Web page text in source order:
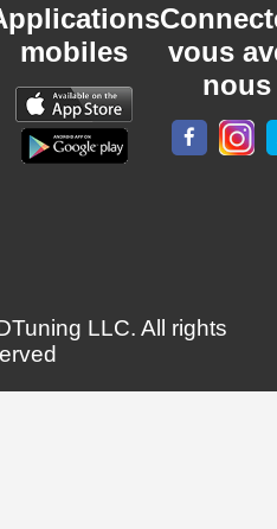
mobiles
vous
nous
LLC. All rights